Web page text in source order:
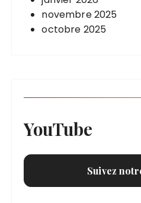
novembre 2025
octobre 2025
YouTube
Suivez